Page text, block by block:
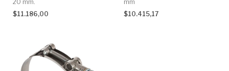
20 mm.
$11.186,00
mm
$10.415,17